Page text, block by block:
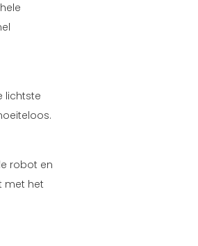
lichtste
robot en
met het